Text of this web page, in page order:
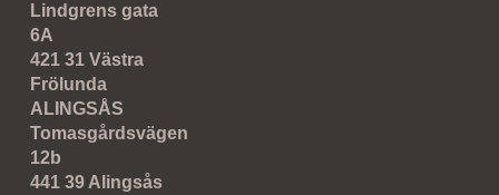
Lindgrens gata
6A
421 31 Västra
Frölunda
ALINGSÅS
Tomasgårdsvägen
12b
441 39 Alingsås